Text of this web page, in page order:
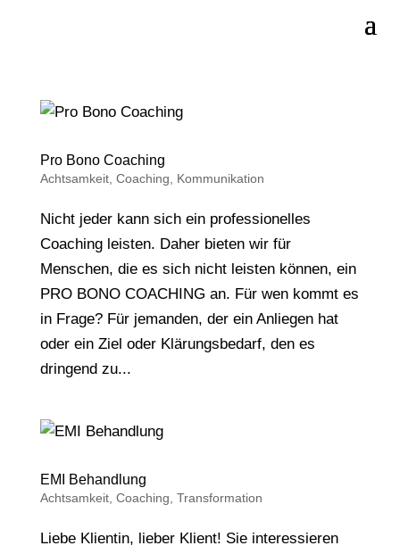
Pro Bono Coaching
Achtsamkeit, Coaching Kommunikation
Nicht jeder kann sich ein professionelles
Coaching leisten. Daher bieten wir für
Menschen, die es sich nicht leisten können, ein
PRO BONO COACHING an. Für wen kommt es
in Frage? Für jemanden, der ein Anliegen hat
oder ein Ziel oder Klärungsbedarf, den es
dringend zu...
EMI Behandlung
Achtsamkeit, Coaching Transformation
Liebe Klientin, lieber Klient! Sie interessieren